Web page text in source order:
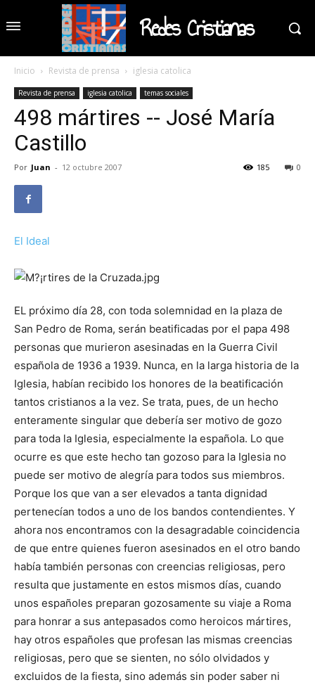
Redes Cristianas
Inicio Revista de prensa iglesia catolica
Revista de prensa iglesia catolica temas sociales
498 mártires -- José María
Castillo
Por Juan - 12 octubre 2007 0
185
El Ideal
EL próximo día 28, con toda solemnidad en la plaza de
San Pedro de Roma, serán beatificadas por el papa 498
personas que murieron asesinadas en la Guerra Civil
española de 1936 a 1939. Nunca, en la larga historia de la
Iglesia, habían recibido los honores de la beatificación
tantos cristianos a la vez. Se trata, pues, de un hecho
enteramente singular que debería ser motivo de gozo
para toda la Iglesia, especialmente la española. Lo que
ocurre es que este hecho tan gozoso para la Iglesia no
puede ser motivo de alegría para todos sus miembros.
Porque los que van a ser elevados a tanta dignidad
pertenecían todos a uno de los bandos contendientes. Y
ahora nos encontramos con la desagradable coincidencia
de que entre quienes fueron asesinados en el otro bando
había también personas con creencias religiosas, pero
resulta que justamente en estos mismos días, cuando
unos españoles preparan gozosamente su viaje a Roma
para honrar a sus antepasados como heroicos mártires,
hay otros españoles que profesan las mismas creencias
religiosas, pero que se sienten, no sólo olvidados y
excluidos de la fiesta, sino además sin poder saber ni